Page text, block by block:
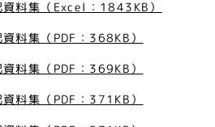
料集（Excel：1843KB）
料集（PDF：368KB）
料集（PDF：369KB）
料集（PDF：371KB）